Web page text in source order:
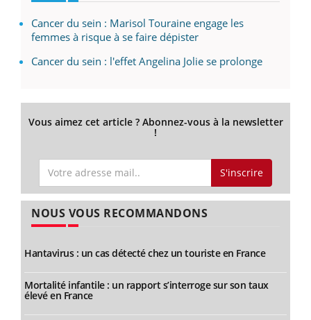
Cancer du sein : Marisol Touraine engage les
femmes à risque à se faire dépister
Cancer du sein : l'effet Angelina Jolie se prolonge
Vous aimez cet article ? Abonnez-vous à la newsletter
!
S'inscrire
NOUS VOUS RECOMMANDONS
Hantavirus : un cas détecté chez un touriste en France
Mortalité infantile : un rapport s’interroge sur son taux
élevé en France